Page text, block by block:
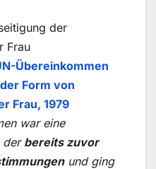
der
Frau
Übereinkommen
Form von
Frau, 1979
war eine
der bereits zuvor
und ging